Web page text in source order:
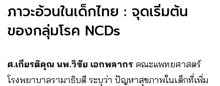
ภาวะอ้วนในเด็กไทย : จุดเริ่มต้น
ของกลุ่มโรค NCDs
ศ.เกียรติคุณ นพ.วิชัย เอกพลากร คณะแพทยศาสตร์
โรงพยาบาลรามาธิบดี ระบุว่า ปัญหาสุขภาพในเด็กที่เพิ่ม